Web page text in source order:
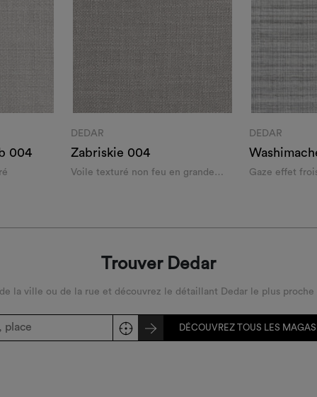
004
DEDAR
Zabriskie 004
Voile texturé non feu en grande
DEDAR
Gaze effet
Trouver Dedar
la ville ou de la rue et découvrez le détaillant Dedar le plus proche
DÉCOUVREZ TOUS LES